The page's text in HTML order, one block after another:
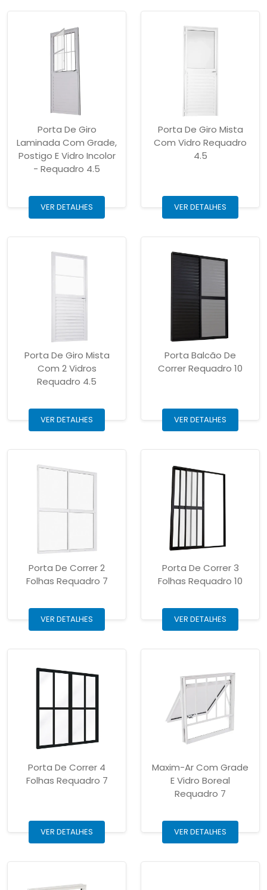
Porta De Giro
Laminada Com Grade,
Postigo E Vidro Incolor
- Requadro 4.5
VER DETALHES
Porta De Giro Mista
Com Vidro Requadro
4.5
VER DETALHES
Porta De Giro Mista
Com 2 Vidros
Requadro 4.5
VER DETALHES
Porta Balcão De
Correr Requadro 10
VER DETALHES
Porta De Correr 2
Folhas Requadro 7
VER DETALHES
Porta De Correr 3
Folhas Requadro 10
VER DETALHES
Porta De Correr 4
Folhas Requadro 7
VER DETALHES
Maxim-Ar Com Grade
E Vidro Boreal
Requadro 7
VER DETALHES